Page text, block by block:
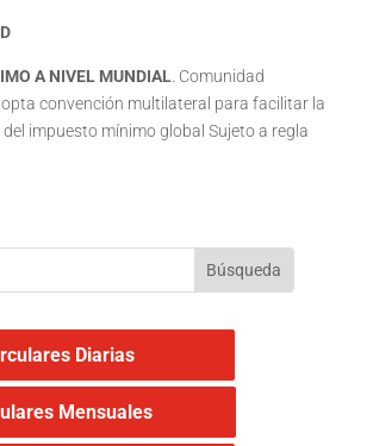
A NIVEL MUNDIAL. Comunidad
convención multilateral para facilitar la
impuesto mínimo global Sujeto a regla
Diarias
Mensuales